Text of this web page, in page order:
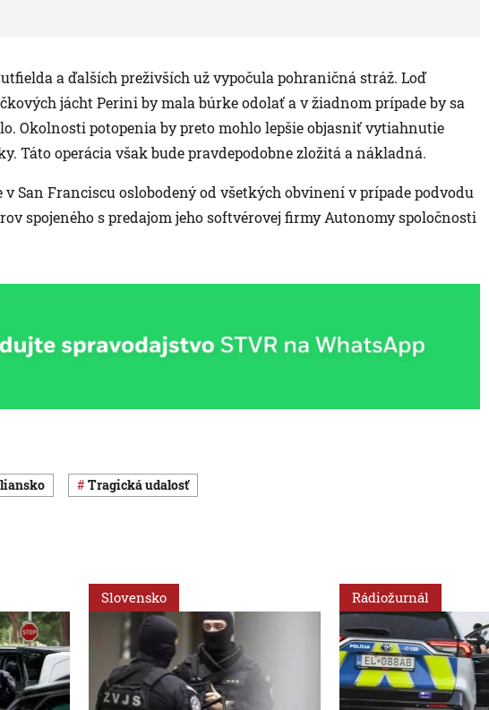
a ďalších preživších už vypočula pohraničná stráž. Loď
jácht Perini by mala búrke odolať a v žiadnom prípade by sa
Okolnosti potopenia by preto mohlo lepšie objasniť vytiahnutie
Táto operácia však bude pravdepodobne zložitá a nákladná.
San Franciscu oslobodený od všetkých obvinení v prípade podvodu
spojeného s predajom jeho softvérovej firmy Autonomy spoločnosti
Tragická udalosť
Slovensko Rádiožurnál